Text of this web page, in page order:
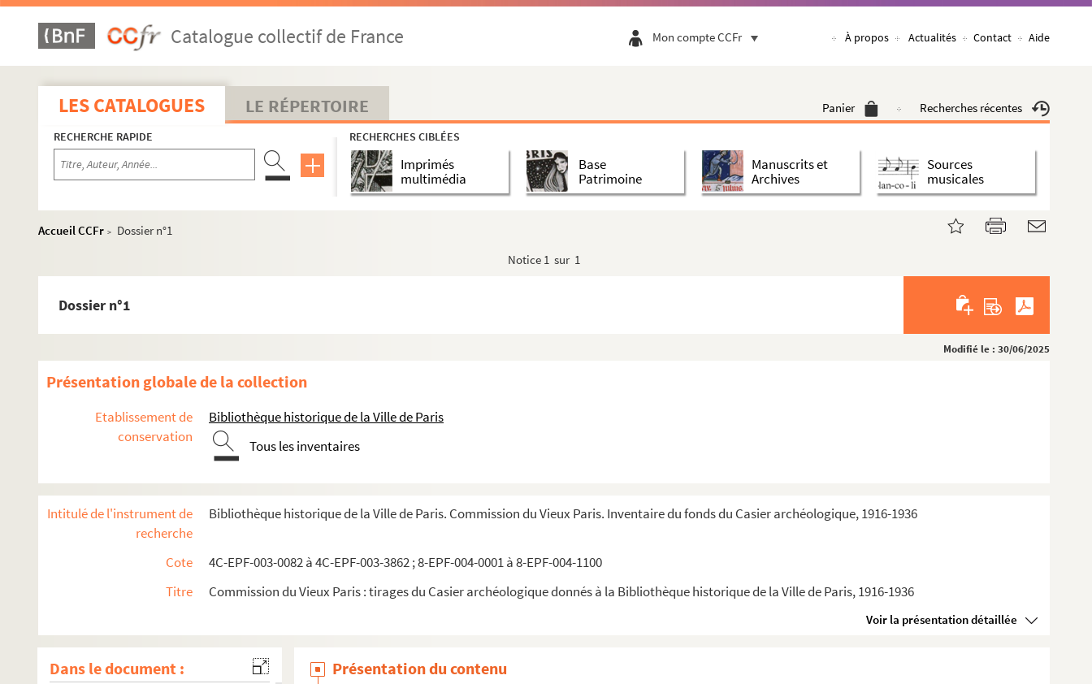
Catalogue collectif de France Mon compte CCFr À propos Actualités Contact Aide
LES CATALOGUES LE RÉPERTOIRE Panier Recherches récentes
RECHERCHE RAPIDE RECHERCHES CIBLÉES
Imprimés
multimédia
Base
Patrimoine
Manuscrits et
Archives
Sources
musicales
Accueil CCFr >
Dossier n°1
Notice 1 sur 1
Dossier n°1
Modifié le : 30/06/2025
Présentation globale de la collection
Etablissement de
conservation
Bibliothèque historique de la Ville de Paris
Tous les inventaires
Intitulé de l'instrument de
recherche
Bibliothèque historique de la Ville de Paris. Commission du Vieux Paris. Inventaire du fonds du Casier archéologique, 1916-1936
Cote
4C-EPF-003-0082 à 4C-EPF-003-3862 ; 8-EPF-004-0001 à 8-EPF-004-1100
Titre
Commission du Vieux Paris : tirages du Casier archéologique donnés à la Bibliothèque historique de la Ville de Paris, 1916-1936
Voir la présentation détaillée
Dans le document :
5e arrondissement
6e arrondissement
Présentation du contenu